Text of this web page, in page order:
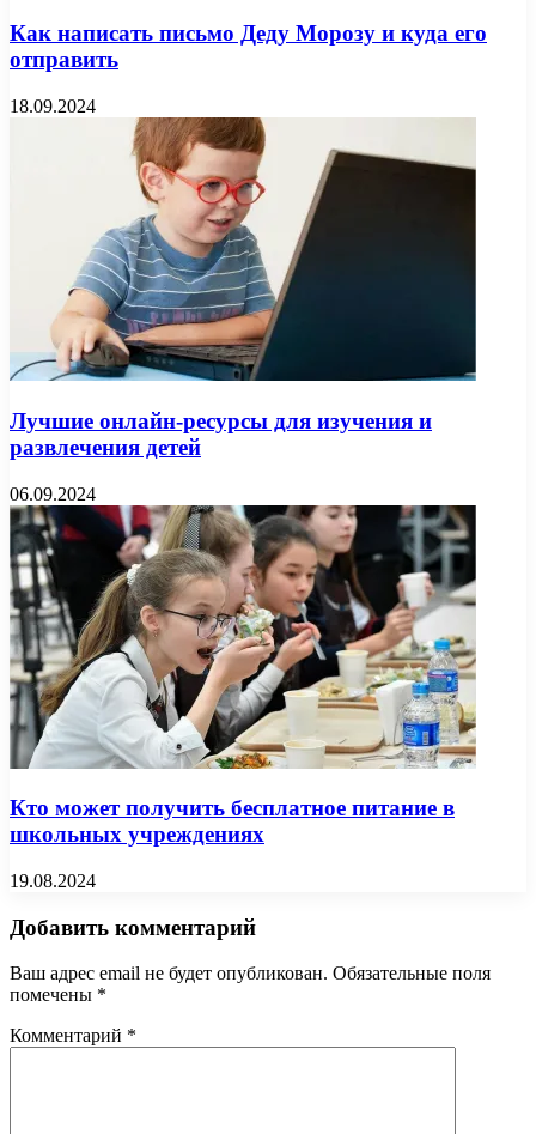
Как написать письмо Деду Морозу и куда его
отправить
18.09.2024
Лучшие онлайн-ресурсы для изучения и
развлечения детей
06.09.2024
Кто может получить бесплатное питание в
школьных учреждениях
19.08.2024
Добавить комментарий
Ваш адрес email не будет опубликован. Обязательные поля
помечены *
Комментарий *